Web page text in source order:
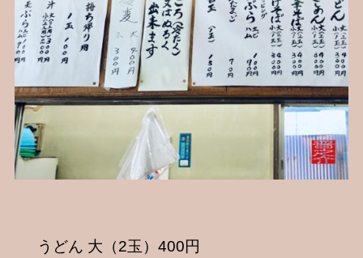
うどん 大（2玉）400円